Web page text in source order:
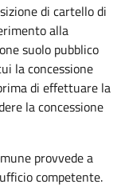
di cartello di
alla
suolo pubblico
la concessione
di effettuare la
la concessione
provvede a
competente.